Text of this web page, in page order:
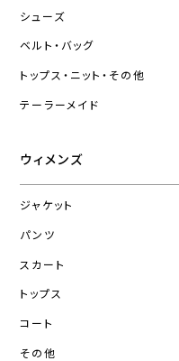
シューズ
ベルト・バッグ
トップス・ニット・その他
テーラーメイド
ウィメンズ
ジャケット
パンツ
スカート
トップス
コート
その他